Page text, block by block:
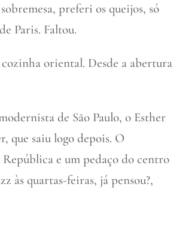
preferi os queijos, só
Paris. Faltou.
oriental. Desde a abertura
de São Paulo, o Esther
que saiu logo depois. O
e um pedaço do centro
às quartas-feiras, já pensou?,